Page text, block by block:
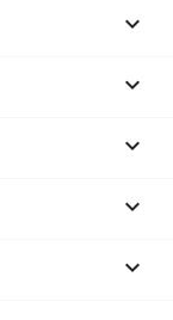



keyboard_arrow_down
